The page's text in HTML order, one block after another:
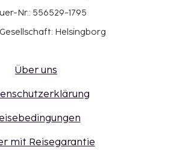
Nr.: 556529-1795
Helsingborg
Über uns
mit Reisegarantie